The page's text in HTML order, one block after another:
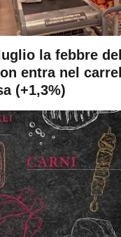
la febbre del
entra nel
(+1,3%)